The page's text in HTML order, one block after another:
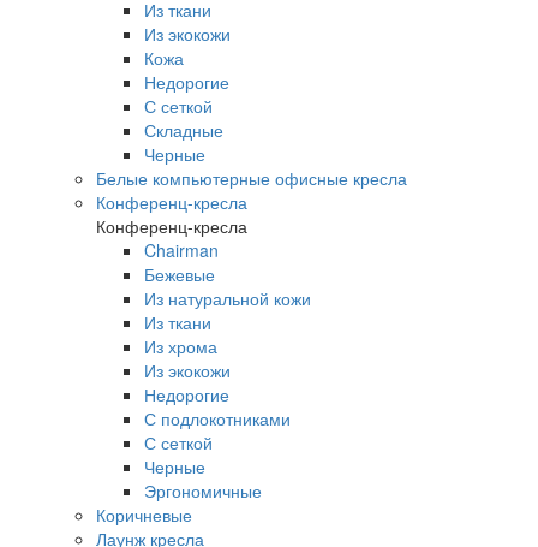
Из ткани
Из экокожи
Кожа
Недорогие
С сеткой
Складные
Черные
Белые компьютерные офисные кресла
Конференц-кресла
Конференц-кресла
Chairman
Бежевые
Из натуральной кожи
Из ткани
Из хрома
Из экокожи
Недорогие
С подлокотниками
С сеткой
Черные
Эргономичные
Коричневые
Лаунж кресла